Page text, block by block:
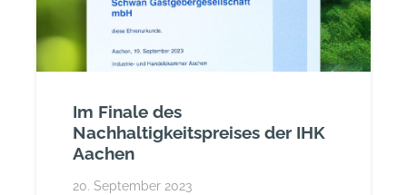
Im Finale des
Nachhaltigkeitspreises der IHK
Aachen
20. September 2023